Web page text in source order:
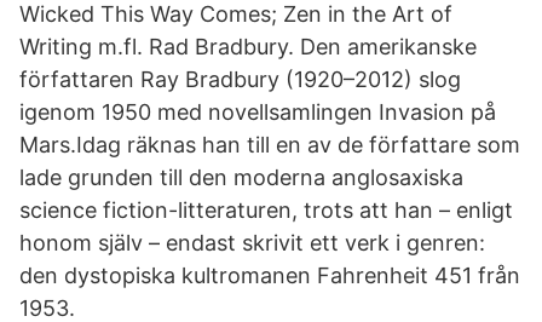
Wicked This Way Comes; Zen in the Art of
Writing m.fl. Rad Bradbury. Den amerikanske
författaren Ray Bradbury (1920–2012) slog
igenom 1950 med novellsamlingen Invasion på
Mars.Idag räknas han till en av de författare som
lade grunden till den moderna anglosaxiska
science fiction-litteraturen, trots att han – enligt
honom själv – endast skrivit ett verk i genren:
den dystopiska kultromanen Fahrenheit 451 från
1953.